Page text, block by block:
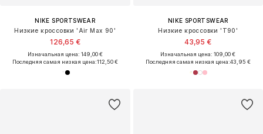
NIKE SPORTSWEAR
Низкие кроссовки 'Air Max 90'
126,65 €
Изначальная цена: 149,00 €
Последняя самая низкая цена:112,50 €
NIKE SPORTSWEAR
Низкие кроссовки 'T90'
43,95 €
Изначальная цена: 109,00 €
Последняя самая низкая цена:43,95 €